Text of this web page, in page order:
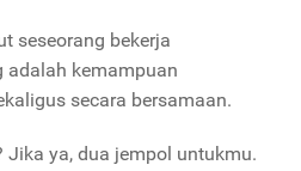
seseorang bekerja
kemampuan
secara bersamaan.
ya, dua jempol untukmu.